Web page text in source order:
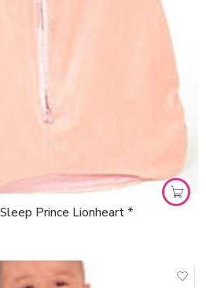
Prince Lionheart *